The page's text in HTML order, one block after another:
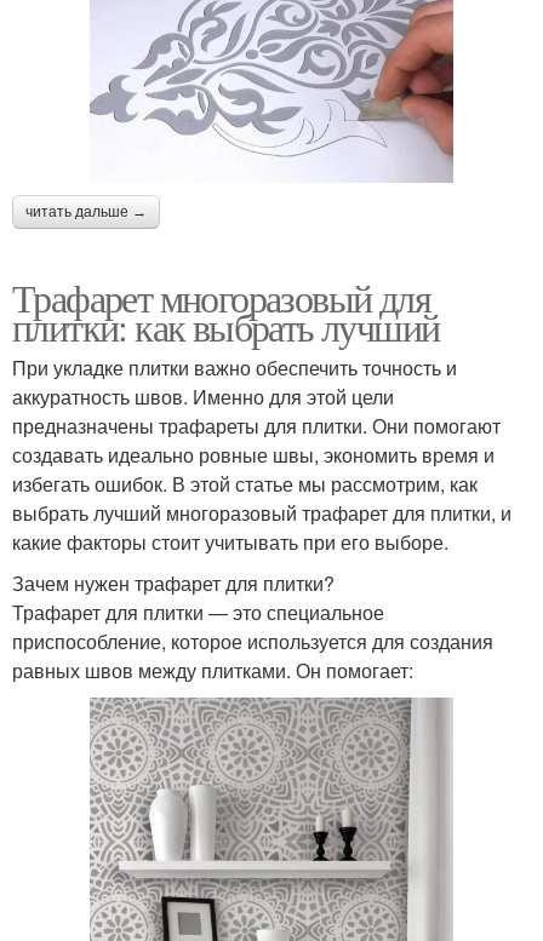
читать дальше →
Трафарет многоразовый для
плитки: как выбрать лучший
При укладке плитки важно обеспечить точность и
аккуратность швов. Именно для этой цели
предназначены трафареты для плитки. Они помогают
создавать идеально ровные швы, экономить время и
избегать ошибок. В этой статье мы рассмотрим, как
выбрать лучший многоразовый трафарет для плитки, и
какие факторы стоит учитывать при его выборе.
Зачем нужен трафарет для плитки?
Трафарет для плитки — это специальное
приспособление, которое используется для создания
равных швов между плитками. Он помогает: